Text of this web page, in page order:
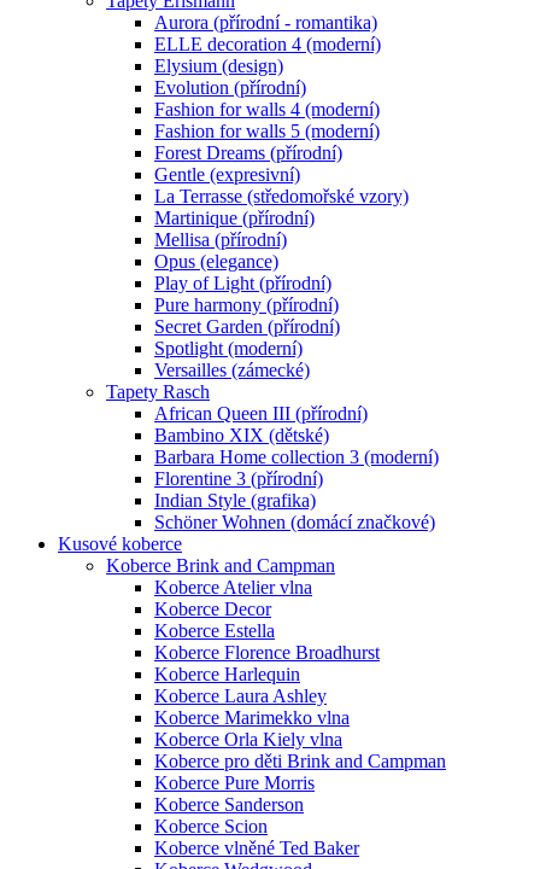
Aurora (přírodní - romantika)
ELLE decoration 4 (moderní)
Elysium (design)
Evolution (přírodní)
Fashion for walls 4 (moderní)
Fashion for walls 5 (moderní)
Forest Dreams (přírodní)
Gentle (expresivní)
La Terrasse (středomořské vzory)
Martinique (přírodní)
Mellisa (přírodní)
Opus (elegance)
Play of Light (přírodní)
Pure harmony (přírodní)
Secret Garden (přírodní)
Spotlight (moderní)
Versailles (zámecké)
Tapety Rasch
African Queen III (přírodní)
Bambino XIX (dětské)
Barbara Home collection 3 (moderní)
Florentine 3 (přírodní)
Indian Style (grafika)
Schöner Wohnen (domácí značkové)
Kusové koberce
Koberce Brink and Campman
Koberce Atelier vlna
Koberce Decor
Koberce Estella
Koberce Florence Broadhurst
Koberce Harlequin
Koberce Laura Ashley
Koberce Marimekko vlna
Koberce Orla Kiely vlna
Koberce pro děti Brink and Campman
Koberce Pure Morris
Koberce Sanderson
Koberce Scion
Koberce vlněné Ted Baker